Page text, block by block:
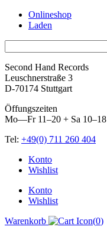
Onlineshop
Laden
Second Hand Records
Leuschnerstraße 3
D-70174 Stuttgart
Öffungszeiten
Mo—Fr 11–20 + Sa 10–18
Tel: +49(0) 711 260 404
Skip
Konto
Wishlist
Konto
Wishlist
Warenkorb
(0)